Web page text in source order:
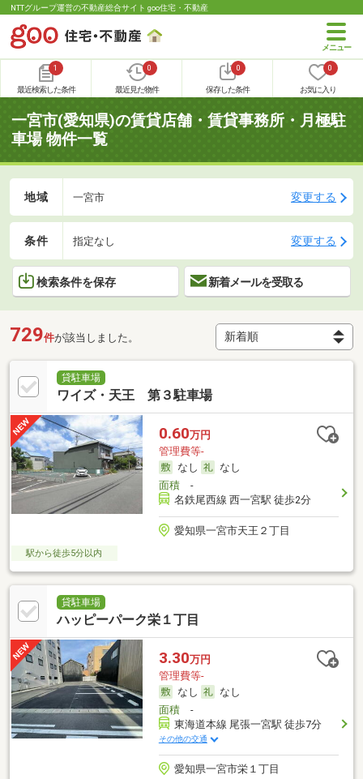
NTTグループ運営の不動産総合サイト goo住宅・不動産
1
最近検索した条件
0
最近見た物件
0
保存した条件
0
お気に入り
一宮市(愛知県)の賃貸店舗・賃貸事務所・月極駐
車場 物件一覧
地域 一宮市 変更する
条件 指定なし 変更する
検索条件を保存 新着メールを受取る
729件が該当しました。
貸駐車場
ワイズ・天王 第３駐車場
0.60万円
管理費等-
なし
なし
面積-
名鉄尾西線 西一宮駅 徒歩2分
愛知県一宮市天王２丁目
駅から徒歩5分以内
貸駐車場
ハッピーパーク栄１丁目
3.30万円
管理費等-
なし
なし
面積-
東海道本線 尾張一宮駅 徒歩7分
その他の交通
愛知県一宮市栄１丁目